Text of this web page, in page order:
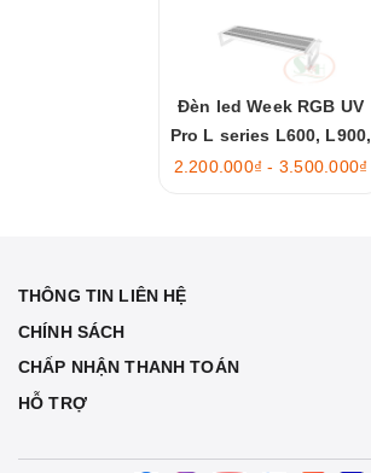
Đèn led Week RGB UV
Pro L series L600, L900,
L1200
2.200.000₫ - 3.500.000₫
THÔNG TIN LIÊN HỆ
CHÍNH SÁCH
CHẤP NHẬN THANH TOÁN
HỖ TRỢ